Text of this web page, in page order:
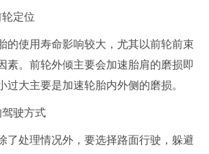
定位
的使用寿命影响较大，尤其以前轮前束
素。前轮外倾主要会加速胎肩的磨损即
过大主要是加速轮胎内外侧的磨损。
驶方式
了处理情况外，要选择路面行驶，躲避